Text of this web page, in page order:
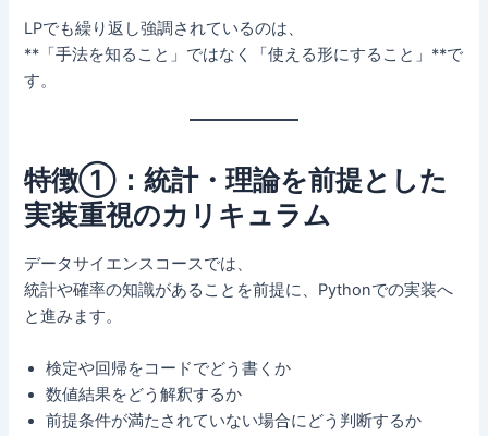
LPでも繰り返し強調されているのは、
**「手法を知ること」ではなく「使える形にすること」**で
す。
特徴①：統計・理論を前提とした
実装重視のカリキュラム
データサイエンスコースでは、
統計や確率の知識があることを前提に、Pythonでの実装へ
と進みます。
検定や回帰をコードでどう書くか
数値結果をどう解釈するか
前提条件が満たされていない場合にどう判断するか